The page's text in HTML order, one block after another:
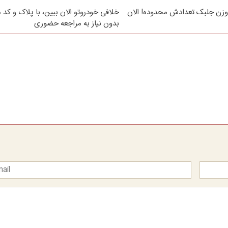
جلبک تعدادش محدوده! الان
خلافی خودروتو الان ببین، با پلاک و کد
بدون نیاز به مراجعه حضوری